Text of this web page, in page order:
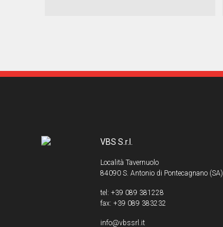
VBS S.r.l.
Località Tavernuolo
84090 S. Antonio di Pontecagnano (SA)
tel: +39 089 381228
fax: +39 089 383232
info@vbssrl.it